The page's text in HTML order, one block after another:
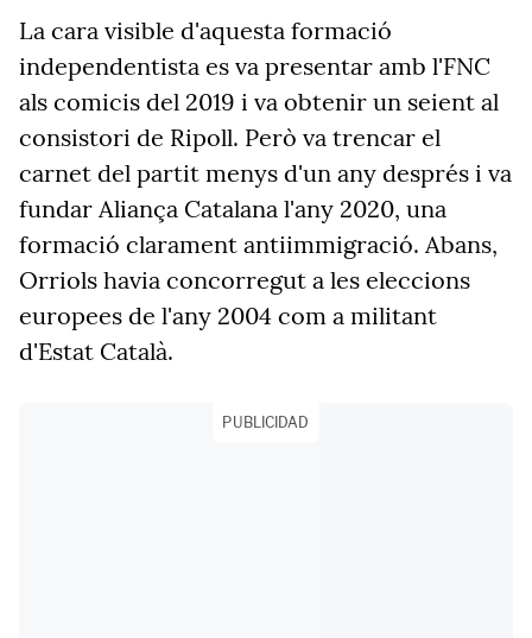
La cara visible d'aquesta formació
independentista es va presentar amb l'FNC
als comicis del 2019 i va obtenir un seient al
consistori de Ripoll. Però va trencar el
carnet del partit menys d'un any després i va
fundar Aliança Catalana l'any 2020, una
formació clarament antiimmigració. Abans,
Orriols havia concorregut a les eleccions
europees de l'any 2004 com a militant
d'Estat Català.
PUBLICIDAD